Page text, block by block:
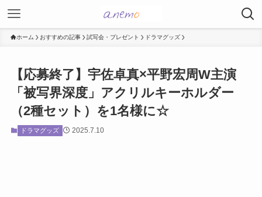
ホーム おすすめの記事 試写会・プレゼント ドラマグッズ
【応募終了】宇佐卓真×平野宏周W主演
「被写界深度」アクリルキーホルダー
（2種セット）を1名様に☆
ドラマグッズ 2025.7.10